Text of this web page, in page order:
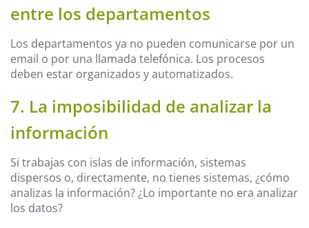
entre los departamentos
Los departamentos ya no pueden comunicarse por un
email o por una llamada telefónica. Los procesos
deben estar organizados y automatizados.
7. La imposibilidad de analizar la
información
Si trabajas con islas de información, sistemas
dispersos o, directamente, no tienes sistemas, ¿cómo
analizas la información? ¿Lo importante no era analizar
los datos?